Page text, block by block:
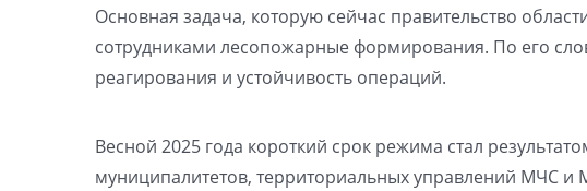
Основная задача, которую сейчас правительство
сотрудниками лесопожарные формирования. По его
реагирования и устойчивость операций.
Весной 2025 года короткий срок режима стал
муниципалитетов, территориальных управлений МЧС